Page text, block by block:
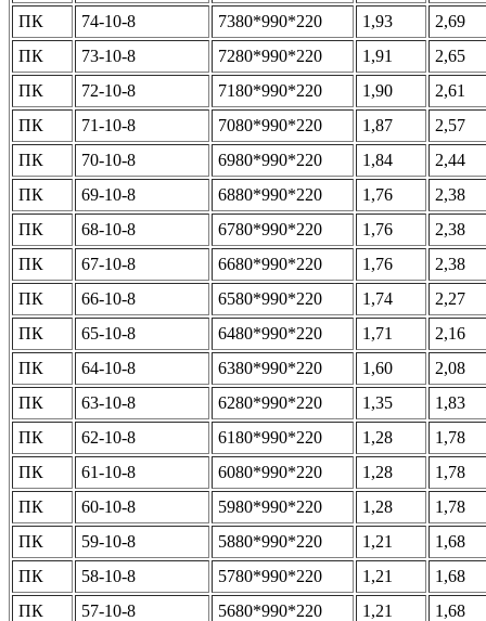
ПК
74-10-8 7380*990*220 1,93
2,69
ПК
73-10-8 7280*990*220 1,91
2,65
ПК
72-10-8 7180*990*220 1,90
2,61
ПК
71-10-8 7080*990*220 1,87
2,57
ПК
70-10-8 6980*990*220 1,84
2,44
ПК
69-10-8 6880*990*220 1,76
2,38
ПК
68-10-8 6780*990*220 1,76
2,38
ПК
67-10-8 6680*990*220 1,76
2,38
ПК
66-10-8 6580*990*220 1,74
2,27
ПК
65-10-8 6480*990*220 1,71
2,16
ПК
64-10-8 6380*990*220 1,60
2,08
ПК
63-10-8 6280*990*220 1,35
1,83
ПК
62-10-8 6180*990*220 1,28
1,78
ПК
61-10-8 6080*990*220 1,28
1,78
ПК
60-10-8 5980*990*220 1,28
1,78
ПК
59-10-8 5880*990*220 1,21
1,68
ПК
58-10-8 5780*990*220 1,21
1,68
ПК
57-10-8 5680*990*220 1,21
1,68